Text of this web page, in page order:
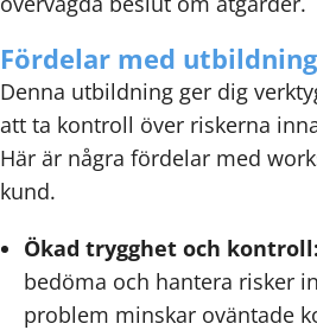
Fördelar med
Denna utbildning ger dig
att ta kontroll över riskerna
Här är några fördelar med
kund.
Ökad trygghet och kontroll:
bedöma och hantera risker
problem minskar oväntade